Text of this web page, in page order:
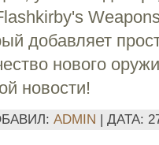
добавляет
нового
новости!
ADMIN | ДАТА: